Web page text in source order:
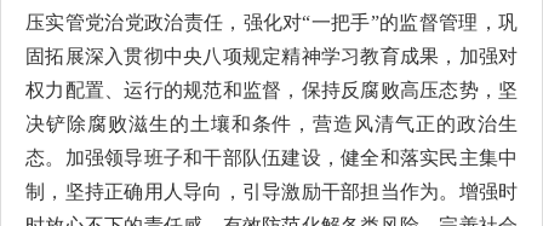
压实管党治党政治责任，强化对“一把手”的监督管理，巩
固拓展深入贯彻中央八项规定精神学习教育成果，加强对
权力配置、运行的规范和监督，保持反腐败高压态势，坚
决铲除腐败滋生的土壤和条件，营造风清气正的政治生
态。加强领导班子和干部队伍建设，健全和落实民主集中
制，坚持正确用人导向，引导激励干部担当作为。增强时